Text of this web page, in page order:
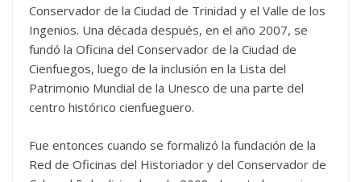
Conservador de la Ciudad de Trinidad y el Valle de los
Ingenios. Una década después, en el año 2007, se
fundó la Oficina del Conservador de la Ciudad de
Cienfuegos, luego de la inclusión en la Lista del
Patrimonio Mundial de la Unesco de una parte del
centro histórico cienfueguero.
Fue entonces cuando se formalizó la fundación de la
Red de Oficinas del Historiador y del Conservador de